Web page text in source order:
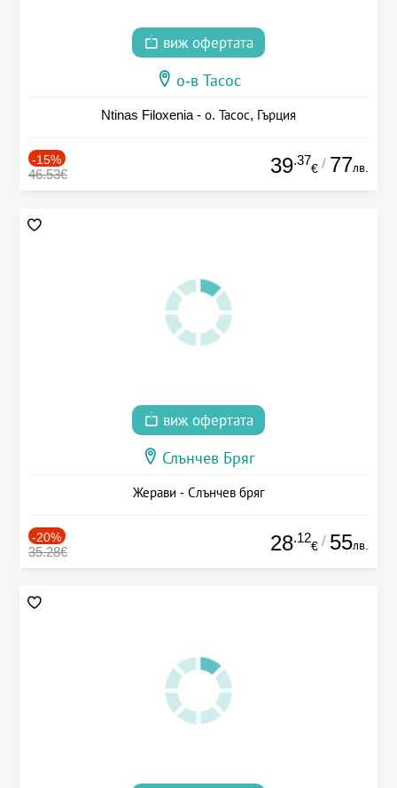
виж офертата
о-в Тасос
Ntinas Filoxenia - о. Тасос, Гърция
-15%
46.53€ 39.37
€ / 77лв.
виж офертата
Слънчев Бряг
Жерави - Слънчев бряг
-20%
35.28€ 28.12
€ / 55лв.